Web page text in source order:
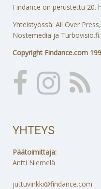
Findance on perustettu 20.
Yhteistyössä: All Over
Nostemedia ja Turbovisio.fi.
Copyright Findance.com
YHTEYS
Päätoimittaja:
Antti Niemelä
juttuvinkki@findance.com